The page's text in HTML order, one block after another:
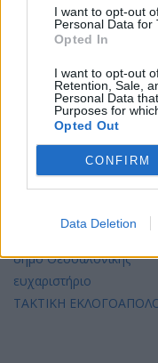
I want to opt-out
Personal Data for
Opted In
I want to opt-out
Retention, Sale,
Personal Data
Purposes for
Opted Out
CONFIRM
Data Deletion
ΤΡΑΠΕΖΑ ΠΕΙΡΑΙΩΣ
ΟΝΟΜΑ ΔΙΚΑΙΟΥΧΟΥ:
IBAN: GR73 0172 2290
BIC: PIRBGRAA
ΠΡΟΣΦΑΤΑ
Παρουσίαση στην
Παρουσίαση στο
Περιβαλλοντικό
δήμο Θεσσαλονίκης
ευχαριστήριο
ΤΑΚΤΙΚΗ